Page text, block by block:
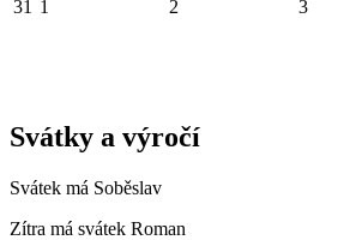
31 1 2 3
Svátky a výročí
Svátek má Soběslav
Zítra má svátek Roman